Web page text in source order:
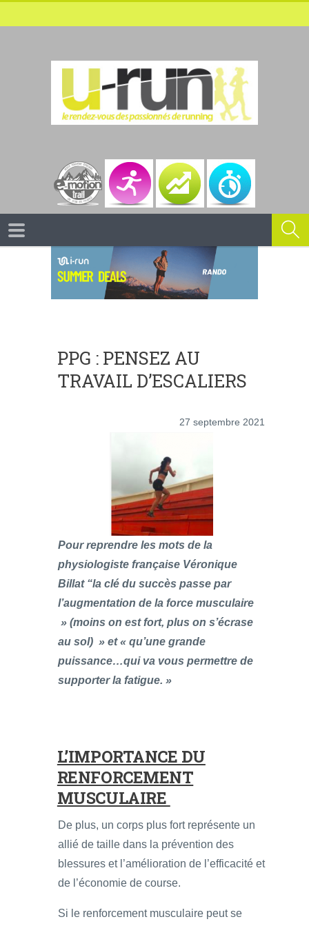
PPG : PENSEZ AU
TRAVAIL D’ESCALIERS
27 septembre 2021
Pour reprendre les mots de la
physiologiste française Véronique
Billat “la clé du succès passe par
l’augmentation de la force musculaire
» (moins on est fort, plus on s’écrase
au sol) » et « qu’une grande
puissance…qui va vous permettre de
supporter la fatigue. »
L’IMPORTANCE DU
RENFORCEMENT
MUSCULAIRE
De plus, un corps plus fort représente un
allié de taille dans la prévention des
blessures et l’amélioration de l’efficacité et
de l’économie de course.
Si le renforcement musculaire peut se